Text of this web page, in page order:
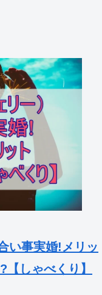
い事実婚!メリッ
【しゃべくり】